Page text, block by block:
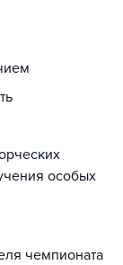
особых
чемпионата